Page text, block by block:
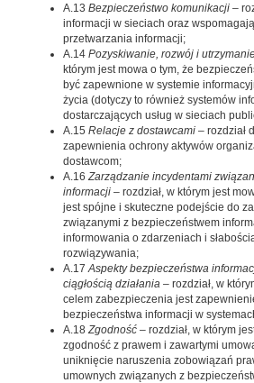
A.13 Bezpieczeństwo komunikacji –
informacji w sieciach oraz
przetwarzania informacji;
A.14 Pozyskiwanie, rozwój i
którym jest mowa o tym, że
być zapewnione w systemie
życia (dotyczy to również systemów
dostarczających usług w sieciach
A.15 Relacje z dostawcami – rozdział
zapewnienia ochrony aktywów
dostawcom;
A.16Zarządzanie incydentami
informacji – rozdział, w którym jest
jest spójne i skuteczne podejście do
związanymi z bezpieczeństwem
informowania o zdarzeniach i
rozwiązywania;
A.17Aspekty bezpieczeństwa
ciągłością działania – rozdział, w
celem zabezpieczenia jest
bezpieczeństwa informacji w
A.18Zgodność – rozdział, w którym
zgodność z prawem i zawartymi
uniknięcie naruszenia zobowiązań
umownych związanych z